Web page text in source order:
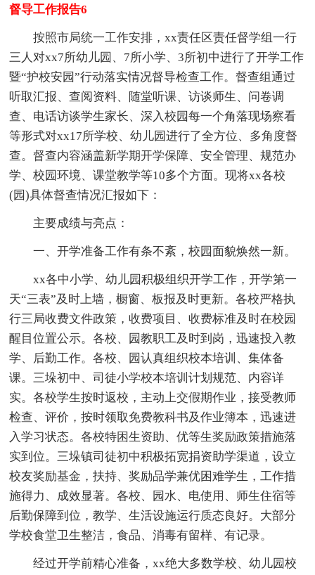
督导工作报告6
按照市局统一工作安排，xx责任区责任督学组一行
三人对xx7所幼儿园、7所小学、3所初中进行了开学工作
暨“护校安园”行动落实情况督导检查工作。督查组通过
听取汇报、查阅资料、随堂听课、访谈师生、问卷调
查、电话访谈学生家长、深入校园每一个角落现场察看
等形式对xx17所学校、幼儿园进行了全方位、多角度督
查。督查内容涵盖新学期开学保障、安全管理、规范办
学、校园环境、课堂教学等10多个方面。现将xx各校
(园)具体督查情况汇报如下：
主要成绩与亮点：
一、开学准备工作有条不紊，校园面貌焕然一新。
xx各中小学、幼儿园积极组织开学工作，开学第一
天“三表”及时上墙，橱窗、板报及时更新。各校严格执
行三局收费文件政策，收费项目、收费标准及时在校园
醒目位置公示。各校、园教职工及时到岗，迅速投入教
学、后勤工作。各校、园认真组织校本培训、集体备
课。三垛初中、司徒小学校本培训计划规范、内容详
实。各校学生按时返校，主动上交假期作业，接受教师
检查、评价，按时领取免费教科书及作业簿本，迅速进
入学习状态。各校特困生资助、优等生奖励政策措施落
实到位。三垛镇司徒初中积极拓宽捐资助学渠道，设立
校友奖励基金，扶持、奖励品学兼优困难学生，工作措
施得力、成效显著。各校、园水、电使用、师生住宿等
后勤保障到位，教学、生活设施运行质态良好。大部分
学校食堂卫生整洁，食品、消毒有留样、有记录。
经过开学前精心准备，xx绝大多数学校、幼儿园校